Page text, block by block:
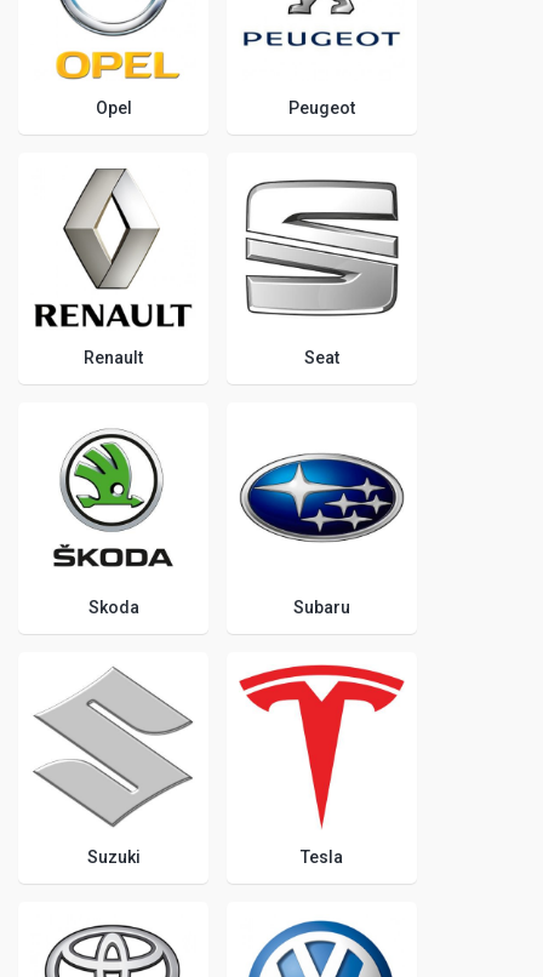
Opel Peugeot
Renault Seat
Skoda Subaru
Suzuki Tesla